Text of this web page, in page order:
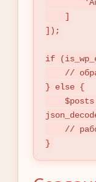
]);
if
} else {
    $posts =
}